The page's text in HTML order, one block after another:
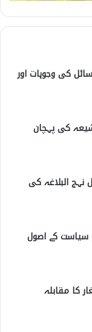
کی وجوہات اور
کی پہچان
نہج البلاغہ کی
سیاست کے اصول
کا مقابلہ